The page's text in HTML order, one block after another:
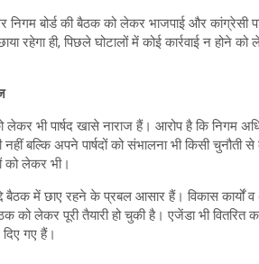
निगम बोर्ड की बैठक को लेकर भाजपाई और कांग्रेसी
रहेगा ही, पिछले घोटालों में कोई कार्रवाई न
लेकर भी पार्षद खासे नाराज हैं। आरोप है कि निगम
बल्कि अपने पार्षदों को संभालना भी किसी चुनौती
को लेकर भी।
में छाए रहने के प्रबल आसार हैं। विकास कार्यों व
को लेकर पूरी तैयारी हो चुकी है। एजेंडा भी
गए हैं।